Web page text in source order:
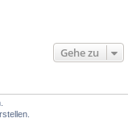
Gehe zu